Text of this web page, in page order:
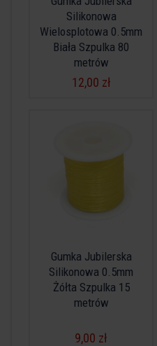
Silikonowa
Wielosplotowa 0.5mm
Biała Szpulka 80
metrów
12,00 zł
Gumka Jubilerska
Silikonowa 0.5mm
Żółta Szpulka 15
metrów
9,00 zł